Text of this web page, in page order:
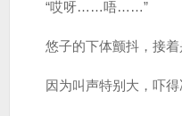
“哎呀……唔……”
悠子的下体颤抖，接着
因为叫声特别大，吓得